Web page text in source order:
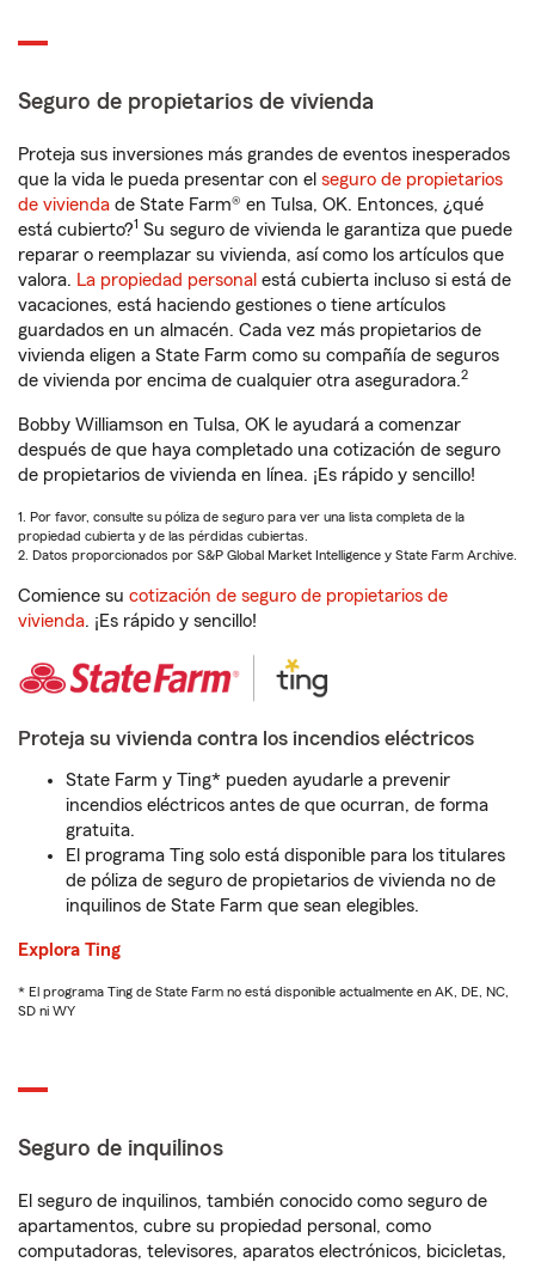
Seguro de propietarios de vivienda
Proteja sus inversiones más grandes de eventos inesperados
que la vida le pueda presentar con el seguro de propietarios
de vivienda de State Farm® en Tulsa, OK. Entonces, ¿qué
está cubierto?1 Su seguro de vivienda le garantiza que puede
reparar o reemplazar su vivienda, así como los artículos que
valora. La propiedad personal está cubierta incluso si está de
vacaciones, está haciendo gestiones o tiene artículos
guardados en un almacén. Cada vez más propietarios de
vivienda eligen a State Farm como su compañía de seguros
de vivienda por encima de cualquier otra aseguradora.2
Bobby Williamson en Tulsa, OK le ayudará a comenzar
después de que haya completado una cotización de seguro
de propietarios de vivienda en línea. ¡Es rápido y sencillo!
1. Por favor, consulte su póliza de seguro para ver una lista completa de la
propiedad cubierta y de las pérdidas cubiertas.
2. Datos proporcionados por S&P Global Market Intelligence y State Farm Archive.
Comience su cotización de seguro de propietarios de
vivienda. ¡Es rápido y sencillo!
Proteja su vivienda contra los incendios eléctricos
State Farm y Ting* pueden ayudarle a prevenir
incendios eléctricos antes de que ocurran, de forma
gratuita.
El programa Ting solo está disponible para los titulares
de póliza de seguro de propietarios de vivienda no de
inquilinos de State Farm que sean elegibles.
Explora Ting
* El programa Ting de State Farm no está disponible actualmente en AK, DE, NC,
SD ni WY
Seguro de inquilinos
El seguro de inquilinos, también conocido como seguro de
apartamentos, cubre su propiedad personal, como
computadoras, televisores, aparatos electrónicos, bicicletas,